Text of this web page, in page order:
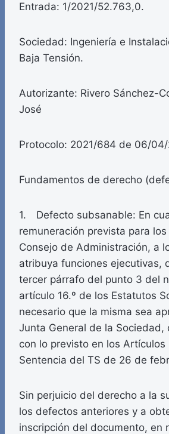
Entrada: 1/2021/52.763,0.
Sociedad: Ingeniería e
Baja Tensión.
Autorizante: Rivero Sánchez-
José
Protocolo: 2021/684 de 06/04/
Fundamentos de derecho
1. Defecto subsanable: En
remuneración prevista para
Consejo de Administración, a
atribuya funciones ejecutivas,
tercer párrafo del punto 3 del
artículo 16.º de los Estatutos
necesario que la misma sea
Junta General de la Sociedad,
con lo previsto en los Artículos
Sentencia del TS de 26 de
Sin perjuicio del derecho a la
los defectos anteriores y a
inscripción del documento, en